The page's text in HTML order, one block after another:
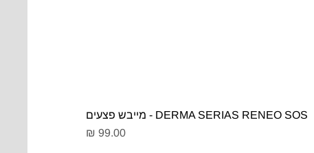
DERMA SERIAS RENEO SOS - מייבש פצעים
מחיר